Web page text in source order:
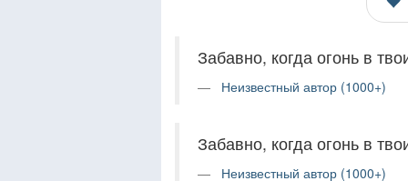
Забавно, когда огонь в
Неизвестный автор (1000+)
Забавно, когда огонь в
Неизвестный автор (1000+)